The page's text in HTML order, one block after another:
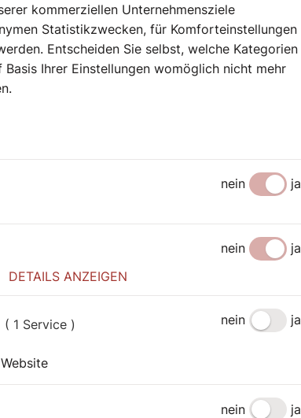
nach dem
Toten,
ist. Wer
Auch
eine
er
Leben.
neuen
kommerziellen Unternehmensziele
Statistikzwecken, für Komforteinstellungen
Entscheiden Sie selbst, welche Kategorien
Ihrer Einstellungen womöglich nicht mehr
nein ja
nein
ja
DETAILS ANZEIGEN
( 1 Service ) nein ja
nein
ja